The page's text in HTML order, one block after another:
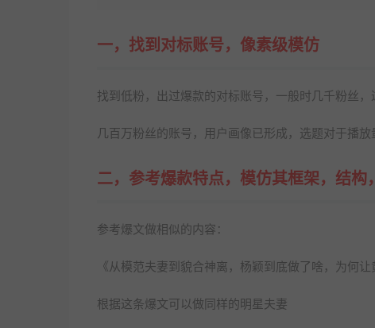
一，找到对标账号，像素级模仿
找到低粉，出过爆款的对标账号，一般时几千粉丝
几百万粉丝的账号，用户画像已形成，选题对于播
二，参考爆款特点，模仿其框架，结构
参考爆文做相似的内容：
《从模范夫妻到貌合神离，杨颖到底做了啥，为何让
根据这条爆文可以做同样的明星夫妻